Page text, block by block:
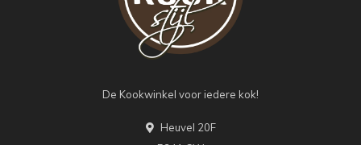
De Kookwinkel voor iedere kok!
Heuvel 20F